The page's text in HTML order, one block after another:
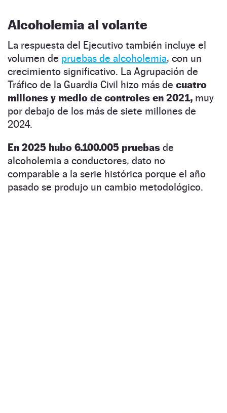
Alcoholemia al volante
La respuesta del Ejecutivo también incluye el
volumen de pruebas de alcoholemia, con un
crecimiento significativo. La Agrupación de
Tráfico de la Guardia Civil hizo más de cuatro
millones y medio de controles en 2021, muy
por debajo de los más de siete millones de
2024.
En 2025 hubo 6.100.005 pruebas de
alcoholemia a conductores, dato no
comparable a la serie histórica porque el año
pasado se produjo un cambio metodológico.